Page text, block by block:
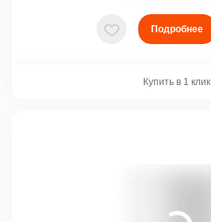
В избранное
Подробнее
Купить в 1 клик